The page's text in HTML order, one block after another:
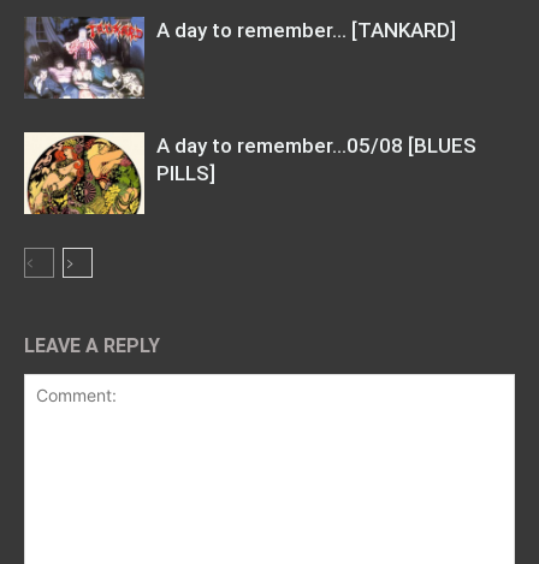
A day to remember… [TANKARD]
A day to remember…05/08 [BLUES
PILLS]
LEAVE A REPLY